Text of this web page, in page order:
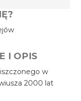
I OPIS
w
2000 lat